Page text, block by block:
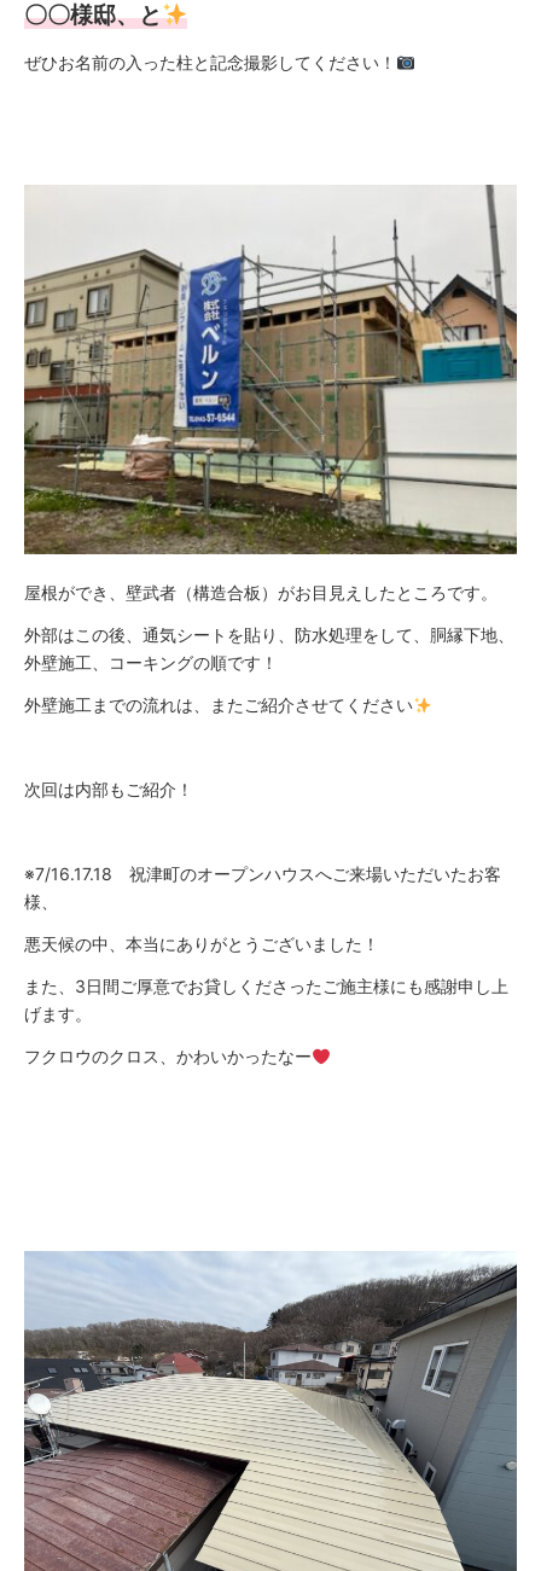
〇〇様邸、と
ぜひお名前の入った柱と記念撮影してください！
屋根ができ、壁武者（構造合板）がお目見えしたところです。
外部はこの後、通気シートを貼り、防水処理をして、胴縁下地、
外壁施工、コーキングの順です！
外壁施工までの流れは、またご紹介させてください
次回は内部もご紹介！
※7/16.17.18 祝津町のオープンハウスへご来場いただいたお客
様、
悪天候の中、本当にありがとうございました！
また、3日間ご厚意でお貸しくださったご施主様にも感謝申し上
げます。
フクロウのクロス、かわいかったなー